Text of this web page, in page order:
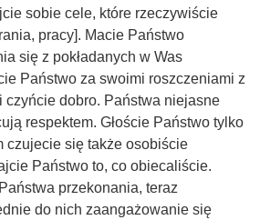
sobie cele, które rzeczywiście
pracy]. Macie Państwo
się z pokładanych w Was
Państwo za swoimi roszczeniami z
czyńcie dobro. Państwa niejasne
respektem. Głoście Państwo tylko
czujecie się także osobiście
Państwo to, co obiecaliście.
przekonania, teraz
do nich zaangażowanie się